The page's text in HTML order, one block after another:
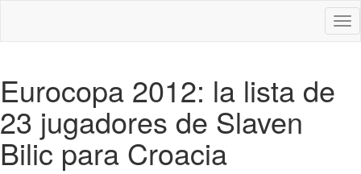
Eurocopa 2012: la lista de
23 jugadores de Slaven
Bilic para Croacia